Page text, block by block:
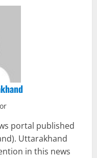
portal published
Uttarakhand
in this news